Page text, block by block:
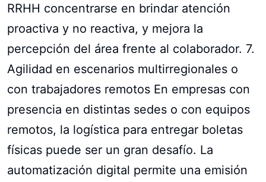
RRHH concentrarse en brindar atención
proactiva y no reactiva, y mejora la
percepción del área frente al colaborador. 7.
Agilidad en escenarios multirregionales o
con trabajadores remotos En empresas con
presencia en distintas sedes o con equipos
remotos, la logística para entregar boletas
físicas puede ser un gran desafío. La
automatización digital permite una emisión